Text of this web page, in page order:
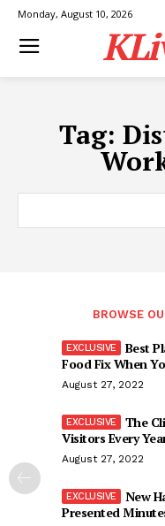
Monday, August 10, 2026
Tag:
BROWSE
Best
Food Fix When
August 27, 2022
The
Visitors Every
August 27, 2022
New
Presented